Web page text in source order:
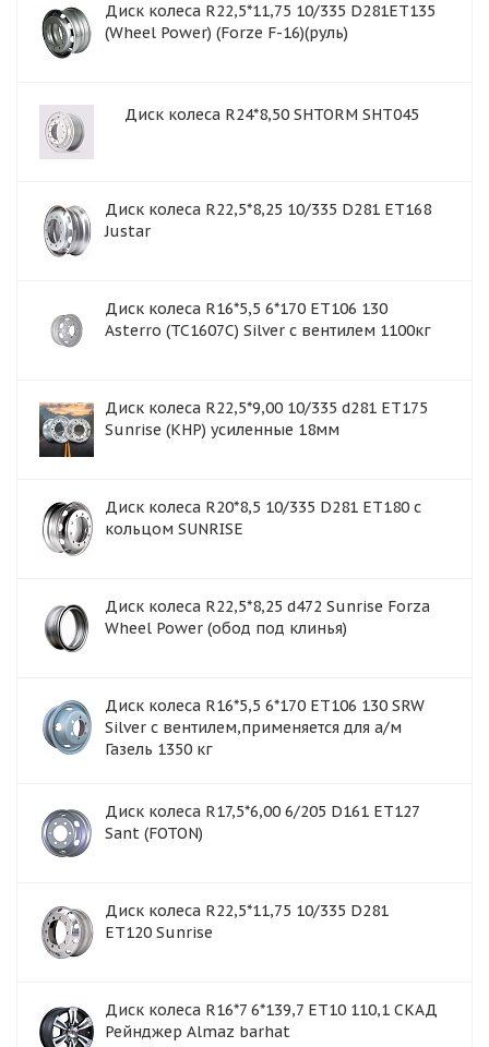
Диск колеса R22,5*11,75 10/335 D281ET135
(Wheel Power) (Forze F-16)(руль)
Диск колеса R24*8,50 SHTORM SHT045
Диск колеса R22,5*8,25 10/335 D281 ET168
Justar
Диск колеса R16*5,5 6*170 ET106 130
Asterro (ТС1607С) Silver с вентилем 1100кг
Диск колеса R22,5*9,00 10/335 d281 ET175
Sunrise (КНР) усиленные 18мм
Диск колеса R20*8,5 10/335 D281 ET180 с
кольцом SUNRISE
Диск колеса R22,5*8,25 d472 Sunrise Forza
Wheel Power (обод под клинья)
Диск колеса R16*5,5 6*170 ET106 130 SRW
Silver с вентилем,применяется для а/м
Газель 1350 кг
Диск колеса R17,5*6,00 6/205 D161 ET127
Sant (FOTON)
Диск колеса R22,5*11,75 10/335 D281
ET120 Sunrise
Диск колеса R16*7 6*139,7 ET10 110,1 СКАД
Рейнджер Almaz barhat